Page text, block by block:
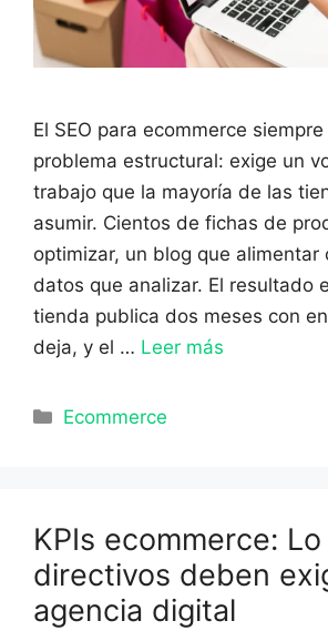
El SEO para ecommerce
problema estructural: exige un
trabajo que la mayoría de las
asumir. Cientos de fichas de
optimizar, un blog que alimentar
datos que analizar. El resultado
tienda publica dos meses con
deja, y el … Leer más
Categorías
Ecommerce
KPIs ecommerce:
directivos deben
agencia digital